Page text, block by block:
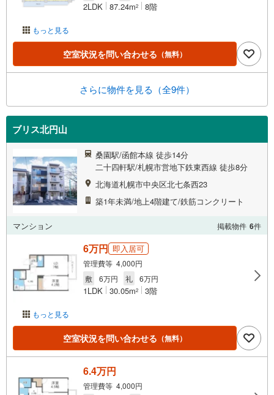
もっと見る
2LDK 87.24m2 8階
空室状況を問い合わせる （無料）
さらに物件を見る（全9件）
ブリス北円山
桑園駅/函館本線 徒歩14分
二十四軒駅/札幌市営地下鉄東西線 徒歩8分
北海道札幌市中央区北七条西23
築1年未満/地上4階建て/鉄筋コンクリート
マンション 掲載物件 6件
もっと見る
6万円 即入居可
管理費等 4,000円
敷
6万円 礼 6万円
1LDK 30.05m2 3階
空室状況を問い合わせる （無料）
6.4万円
管理費等 4,000円